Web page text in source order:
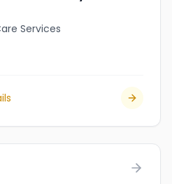
Services